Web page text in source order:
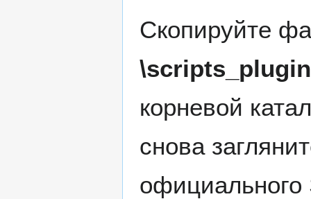
Скопируйте
корневой
снова